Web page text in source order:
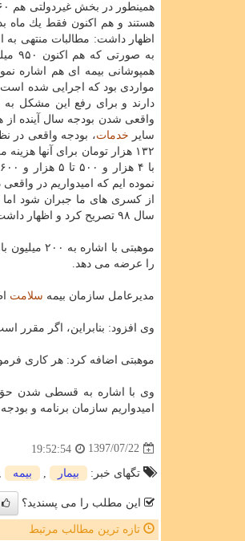
هستند و هم اكنون فقط یك ماه بدهكاریم.وی
همپوشانی بیمه ای هم اشاره
دارند و برای رفع این مشكل به
واقعی شدن بودجه سال آینده از
سایر خدمات
با ۴ هزار و ۵۰۰ تا ۵ هزار و ۶۰۰ میلیارد تومان كسری مواجه شویم.مدیرعامل سازمان بیمه
نموده ایم كه امیدواریم در
از كسری های ما جبران شود
سال ۹۸ تصریح كرد و اظهار داشت: تعهد اخلاقی می دهیم بهترین
موهبتی با اشاره به ۲۰۰ میلیون بار رجوع مردم با دفترچه بیمه
را عرضه می دهد.
مدیرعامل سازمان بیمه سلامت
وی افزود: بنابراین، اگر مقرر
موهبتی اضافه كرد: هر كاری
وی با اشاره به قسطی شدن حق
امیدواریم سازمان برنامه و
1397/07/22
19:52:54
تگهای خبر: بیمار بیمه
این مطلب را می پسندید؟
تازه ترین مطالب مرتبط